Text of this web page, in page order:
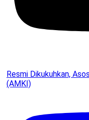
Resmi Dikukuhkan,
(AMKI)